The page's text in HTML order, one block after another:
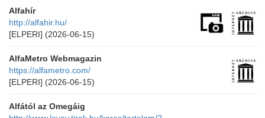
Alfahír
http://alfahir.hu/
[ELPERI] (2026-06-15)
AlfaMetro Webmagazin
https://alfametro.com/
[ELPERI] (2026-06-15)
Alfától az Omegáig